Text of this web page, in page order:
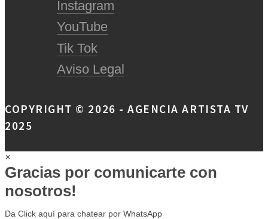
Instagram
YouTube
Tik Tok
Aviso Legal
COPYRIGHT © 2026 - AGENCIA ARTISTA TV
2025
×
Gracias por comunicarte con
nosotros!
Da Click aquí para chatear por WhatsApp